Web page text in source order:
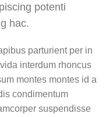
potenti
hac.
parturient per in
interdum rhoncus
montes montes id a
condimentum
suspendisse